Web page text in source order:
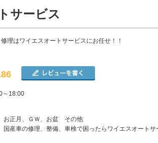
サービス
理はワイエスオートサービスにお任せ！！
～18:00
正月、ＧＷ、お盆 その他
国産車の修理、整備、車検で困ったらワイエスオートサ